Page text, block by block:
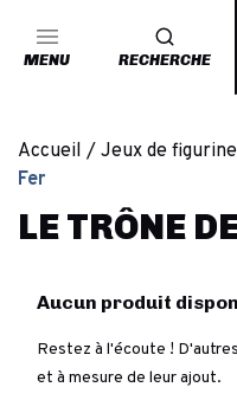
MENU RECHERCHE
Accueil Jeux de
Fer
LE TRÔNE
Aucun produit
Restez à l'écoute !
et à mesure de leur ajout.